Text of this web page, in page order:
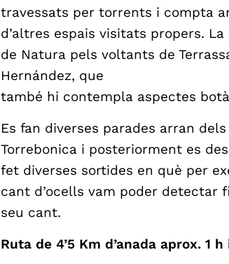
travessats per torrents i compta
d’altres espais visitats propers.
de Natura pels voltants de
Hernández, que
també hi contempla aspectes
Es fan diverses parades arran
Torrebonica i posteriorment es
fet diverses sortides en què per
cant d’ocells vam poder detectar
seu cant.
Ruta de 4’5 Km d’anada aprox. 1